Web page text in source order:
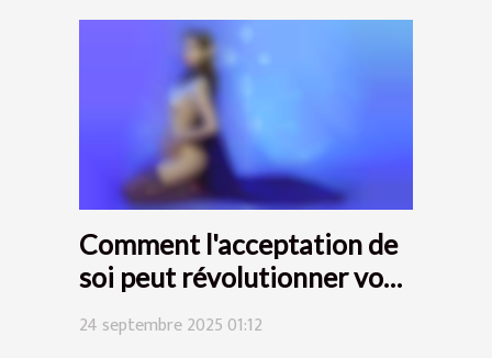
Comment l'acceptation de
soi peut révolutionner vos
relations ?
24 septembre 2025 01:12